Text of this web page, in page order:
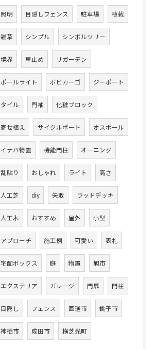
照明 目隠しフェンス 駐車場 植栽
雑草 シンプル シンボルツリー
境界 車止め リガーデン
ポールライト ボビカーゴ ジーポート
タイル 門袖 化粧ブロック
寄せ植え サイクルポート オスポール
イナバ物置 機能門柱 オーニング
乱貼り おしゃれ ライト 高さ
人工芝 diy 失敗 ウッドデッキ
人工木 おすすめ 屋外 小型
アプローチ 施工例 可愛い 表札
宅配ボックス 庭 物置 旭市
エクステリア ガレージ 門扉 門柱
目隠し フェンス 匝瑳市 銚子市
神栖市 成田市 横芝光町